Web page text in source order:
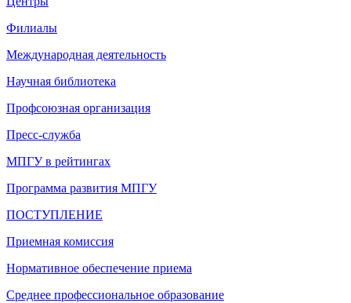
Филиалы
Международная деятельность
Научная библиотека
Профсоюзная организация
Пресс-служба
МПГУ в рейтингах
Программа развития МПГУ
ПОСТУПЛЕНИЕ
Приемная комиссия
Нормативное обеспечение приема
Среднее профессиональное образование